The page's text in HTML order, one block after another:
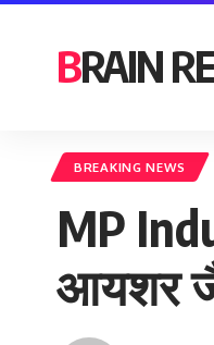
BRAIN
BREAKING NEWS
MP
आयशर